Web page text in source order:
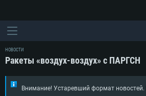
НОВОСТИ
Ракеты «воздух-воздух» с ПАРГСН
Внимание! Устаревший формат